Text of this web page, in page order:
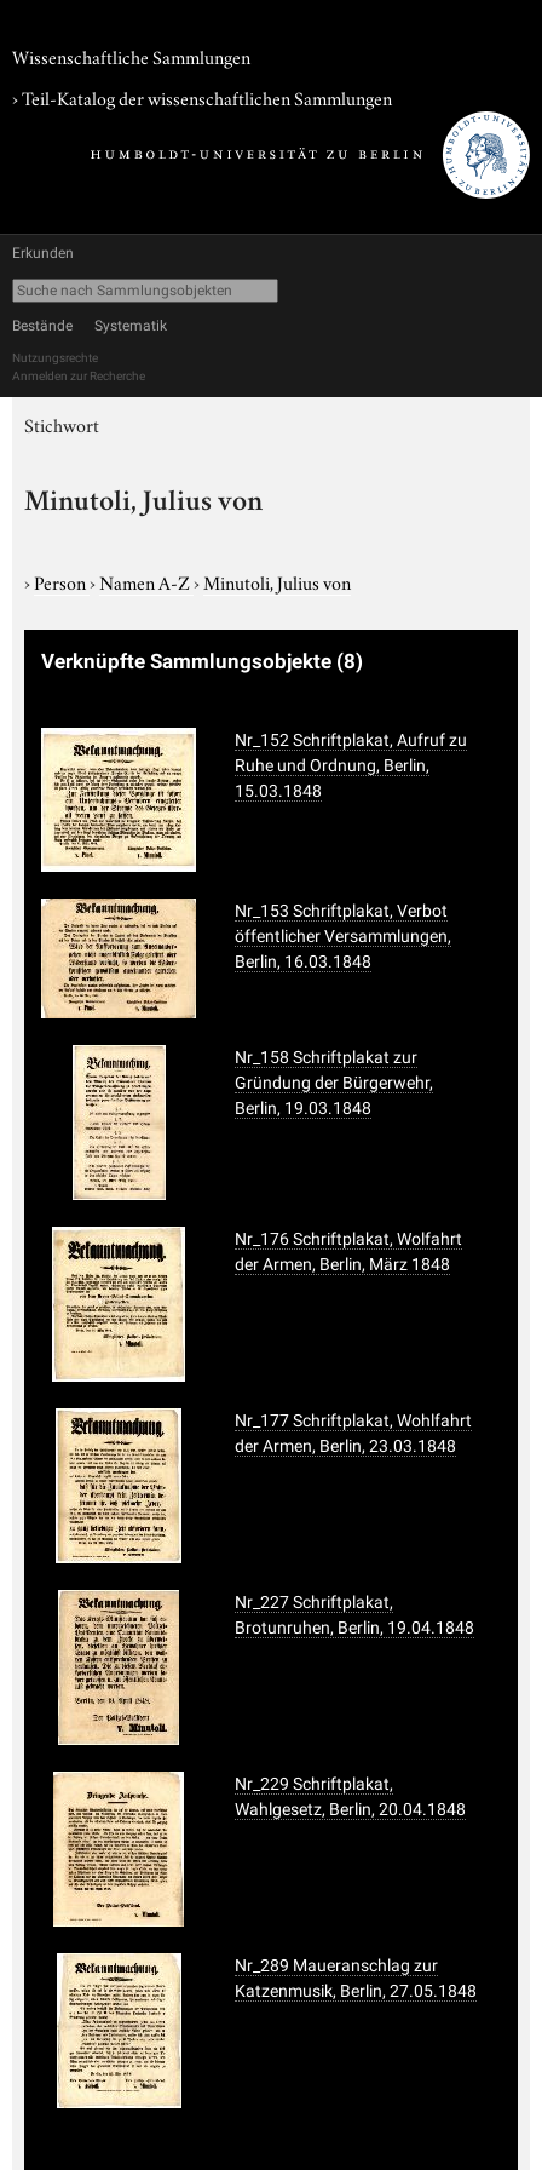
Wissenschaftliche Sammlungen
› Teil-Katalog der wissenschaftlichen Sammlungen
Erkunden
Bestände Systematik
Nutzungsrechte
Anmelden zur Recherche
Stichwort
Minutoli, Julius von
›Person›Namen A-Z›Minutoli, Julius von
Verknüpfte Sammlungsobjekte (8)
Nr_152 Schriftplakat, Aufruf zu
Ruhe und Ordnung, Berlin,
15.03.1848
Nr_153 Schriftplakat, Verbot
öffentlicher Versammlungen,
Berlin, 16.03.1848
Nr_158 Schriftplakat zur
Gründung der Bürgerwehr,
Berlin, 19.03.1848
Nr_176 Schriftplakat, Wolfahrt
der Armen, Berlin, März 1848
Nr_177 Schriftplakat, Wohlfahrt
der Armen, Berlin, 23.03.1848
Nr_227 Schriftplakat,
Brotunruhen, Berlin, 19.04.1848
Nr_229 Schriftplakat,
Wahlgesetz, Berlin, 20.04.1848
Nr_289 Maueranschlag zur
Katzenmusik, Berlin, 27.05.1848